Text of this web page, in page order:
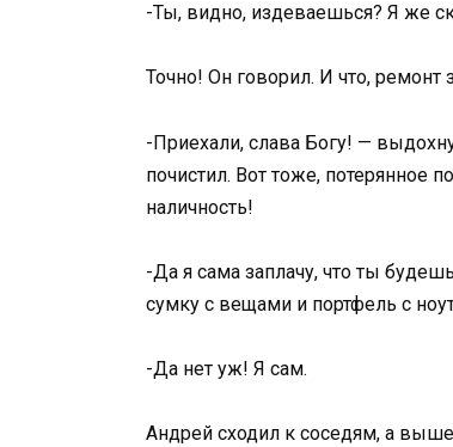
-Ты, видно, издеваешься? Я же
Точно! Он говорил. И что, ремонт
-Приехали, слава Богу! —
почистил. Вот тоже, потерянное
наличность!
-Да я сама заплачу, что ты
сумку с вещами и портфель с
-Да нет уж! Я сам.
Андрей сходил к соседям, а